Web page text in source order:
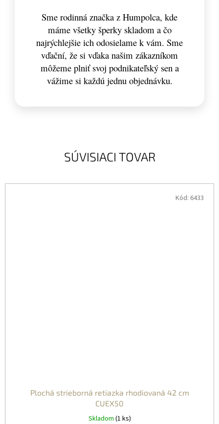
SÚVISIACI TOVAR
Plochá strieborná retiazka rhodiovaná 42 cm
CUEX50
Skladom (1 ks)
Kód: 6433
Sme rodinná značka z Humpolca, kde
máme všetky šperky skladom a čo
najrýchlejšie ich odosielame k vám. Sme
vďační, že si vďaka našim zákazníkom
môžeme plniť svoj podnikateľský sen a
vážime si každú jednu objednávku.